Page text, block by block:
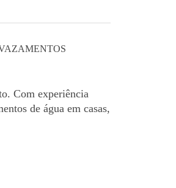
Com experiência
de água em casas,